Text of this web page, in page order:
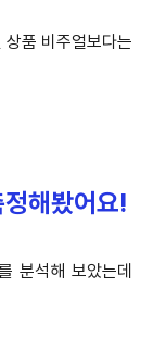
품 비주얼보다는
해봤어요!
분석해 보았는데